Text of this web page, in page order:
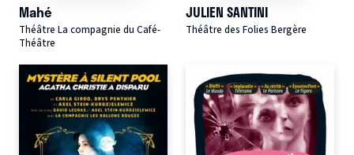
Mahé
Théâtre La compagnie du Café-
Théâtre
JULIEN SANTINI
Théâtre des Folies Bergère